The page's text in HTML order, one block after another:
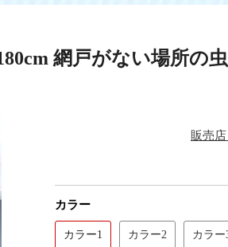
網戸がない場所の
販売
カラー
カラー1 カラー2 カラー